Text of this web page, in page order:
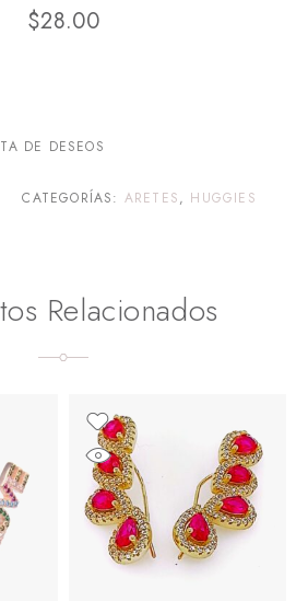
$28.00
DE DESEOS
CATEGORÍAS: ARETES, HUGGIES
Relacionados